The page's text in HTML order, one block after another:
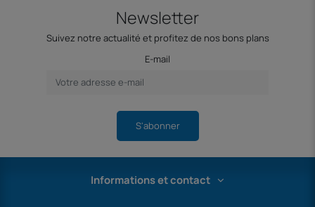
Newsletter
Suivez notre actualité et profitez de nos bons plans
E-mail
S'abonner
Informations et contact